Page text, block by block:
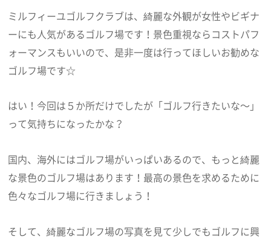
ミルフィーユゴルフクラブは、綺麗な外観が女性やビギナ
ーにも人気があるゴルフ場です！景色重視ならコストパフ
ォーマンスもいいので、是非一度は行ってほしいお勧めな
ゴルフ場です☆
はい！今回は５か所だけでしたが「ゴルフ行きたいな～」
って気持ちになったかな？
国内、海外にはゴルフ場がいっぱいあるので、もっと綺麗
な景色のゴルフ場はあります！最高の景色を求めるために
色々なゴルフ場に行きましょう！
そして、綺麗なゴルフ場の写真を見て少しでもゴルフに興